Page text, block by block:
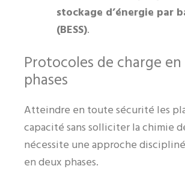
stockage d’énergie par
(BESS).
Protocoles de charge
phases
Atteindre en toute sécurité les
capacité sans solliciter la chimie
nécessite une approche
en deux phases.